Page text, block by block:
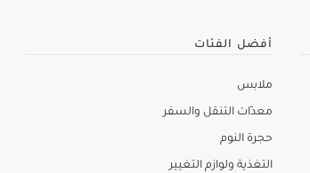
أفضل الفئات
ملابس
معدّات التنقل والسفر
حجرة النوم
التغذية ولوازم التغيير